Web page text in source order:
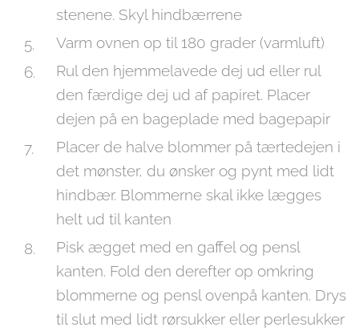
stenene. Skyl hindbærrene
Varm ovnen op til 180 grader (varmluft)
Rul den hjemmelavede dej ud eller rul
den færdige dej ud af papiret. Placer
dejen på en bageplade med bagepapir
Placer de halve blommer på tærtedejen i
det mønster, du ønsker og pynt med lidt
hindbær. Blommerne skal ikke lægges
helt ud til kanten
Pisk ægget med en gaffel og pensl
kanten. Fold den derefter op omkring
blommerne og pensl ovenpå kanten. Drys
til slut med lidt rørsukker eller perlesukker